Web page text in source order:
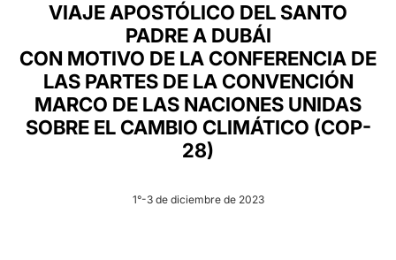
العربيّة
中文
LATINE
VIAJE APOSTÓLICO DEL SANTO
PADRE A DUBÁI
CON MOTIVO DE LA CONFERENCIA DE
LAS PARTES DE LA CONVENCIÓN
MARCO DE LAS NACIONES UNIDAS
SOBRE EL CAMBIO CLIMÁTICO (COP-
28)
1°-3 de diciembre de 2023